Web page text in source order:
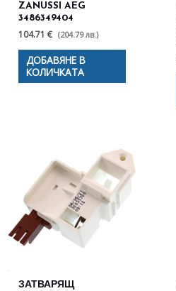
ZANUSSI AEG
3486349404
104.71 € (204.79 лв.)
ДОБАВЯНЕ В
КОЛИЧКАТА
ЗАТВАРЯЩ